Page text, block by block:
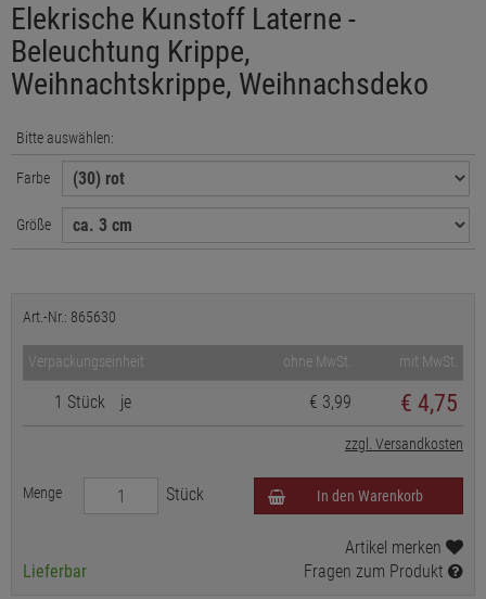
Elekrische Kunstoff Laterne -
Beleuchtung Krippe,
Weihnachtskrippe, Weihnachsdeko
Bitte auswählen:
Farbe
Größe
Art.-Nr.: 865630
Verpackungseinheit ohne MwSt. mit MwSt.
1 Stück je € 3,99 € 4,75
zzgl. Versandkosten
Menge Stück In den Warenkorb
Lieferbar
Artikel merken
Fragen zum Produkt